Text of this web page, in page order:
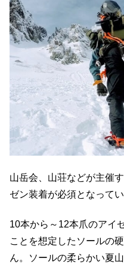
山岳会、山荘などが主催
ゼン装着が必須となって
10本から～12本爪のアイ
ことを想定したソールの
ん。ソールの柔らかい夏